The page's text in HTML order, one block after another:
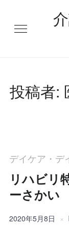
投稿者:
デイケア・デ
リハビリ
ーさかい
2020年5月8日